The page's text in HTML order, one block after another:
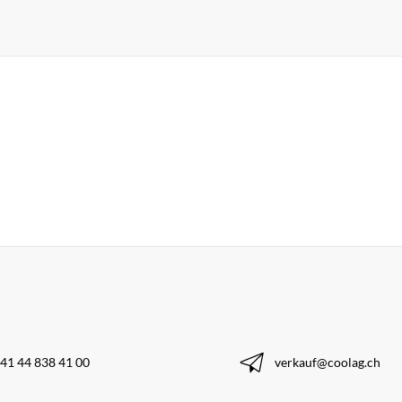
44 838 41 00 verkauf@coolag.ch